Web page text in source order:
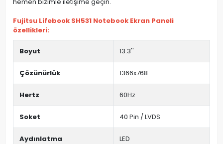
Fujitsu Lifebook SH531 Notebook Ekran Paneli
özellikleri:
Boyut 13.3''
Çözünürlük 1366x768
Hertz 60Hz
Soket 40 Pin / LVDS
Aydınlatma LED